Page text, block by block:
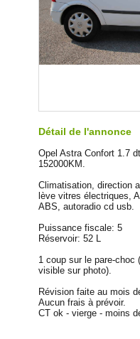
Détail de l'annonce
Opel Astra Confort 1.7
152000KM.
Climatisation, direction
lève vitres électriques,
ABS, autoradio cd usb.
Puissance fiscale: 5
Réservoir: 52 L
1 coup sur le pare-choc
visible sur photo).
Révision faite au mois
Aucun frais à prévoir.
CT ok - vierge - moins